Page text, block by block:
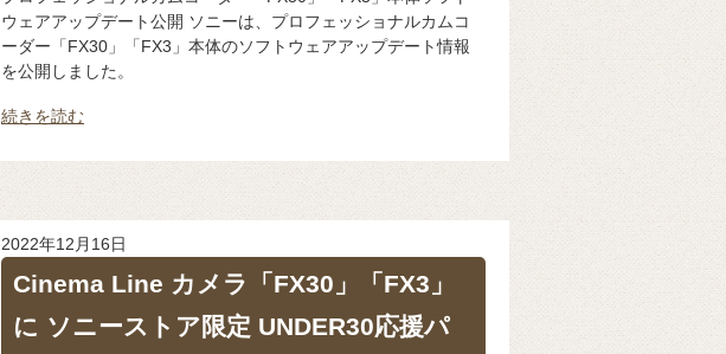
ウェアアップデート公開 ソニーは、プロフェッショナルカムコ
ーダー「FX30」「FX3」本体のソフトウェアアップデート情報
を公開しました。
続きを読む
2022年12月16日
Cinema Line カメラ「FX30」「FX3」
に ソニーストア限定 UNDER30応援パ